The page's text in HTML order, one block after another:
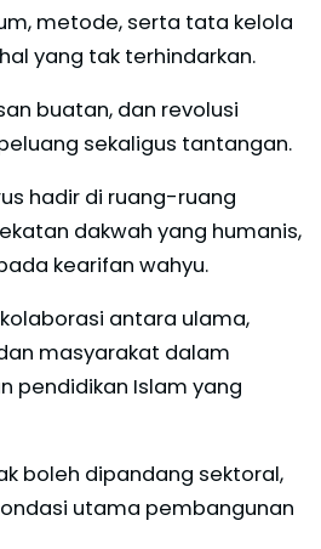
metode, serta tata kelola
yang tak terhindarkan.
buatan, dan revolusi
sekaligus tantangan.
hadir di ruang-ruang
dakwah yang humanis,
kearifan wahyu.
antara ulama,
masyarakat dalam
pendidikan Islam yang
boleh dipandang sektoral,
utama pembangunan